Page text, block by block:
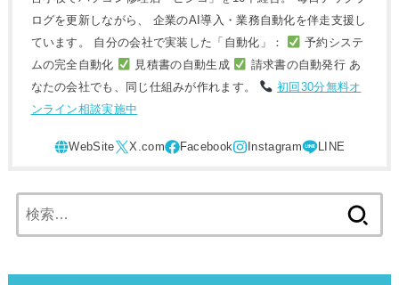
ログを更新しながら、 企業のAI導入・業務自動化を伴走支援し
ています。 自分の会社で実装した「自動化」：
予約システ
ムの完全自動化
見積書の自動生成
請求書の自動発行 あ
なたの会社でも、同じ仕組みが作れます。
初回30分無料オ
ンライン相談実施中
索: